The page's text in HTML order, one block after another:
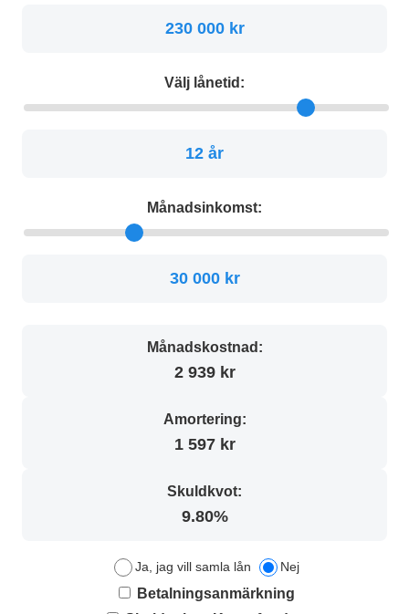
230 000 kr
Välj lånetid:
12 år
Månadsinkomst:
30 000 kr
Månadskostnad:
2 939 kr
Amortering:
1 597 kr
Skuldkvot:
9.80%
Ja, jag vill samla lån Nej
Betalningsanmärkning